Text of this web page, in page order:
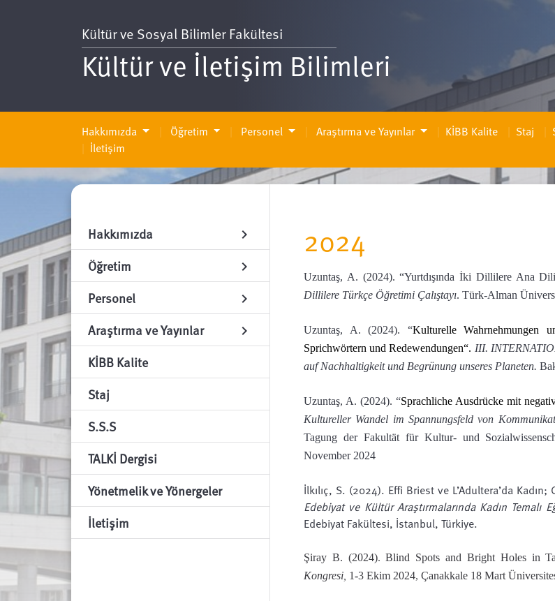
Kültür ve Sosyal Bilimler Fakültesi
Kültür ve İletişim Bilimleri
Hakkımızda Öğretim Personel Araştırma ve Yayınlar KİBB Kalite Staj
İletişim
Hakkımızda chevron_right
Öğretim chevron_right
Personel chevron_right
Araştırma ve Yayınlar chevron_right
KİBB Kalite
Staj
S.S.S
TALKİ Dergisi
Yönetmelik ve Yönergeler
İletişim
2024
Uzuntaş, A. (2024). “Yurtdışında İki Dillilere Ana
Dillilere Türkçe Öğretimi Çalıştayı. Türk-Alman
Uzuntaş, A. (2024). “Kulturelle Wahrnehmungen
Sprichwörtern und Redewendungen“. III.
auf Nachhaltigkeit und Begrünung unseres Planeten.
Uzuntaş, A. (2024). “Sprachliche Ausdrücke mit
Kultureller Wandel im Spannungsfeld von
Tagung der Fakultät für Kultur- und
November 2024
İlkılıç, S. (2024). ​​​​Effi Briest ve L’Adultera’da Kadın;
Edebiyat ve Kültür Araştırmalarında Kadın
Edebiyat Fakültesi, İstanbul, Türkiye.
Şiray B. (2024).Blind Spots and Bright Holes in
Kongresi 1-3 Ekim 2024, Çanakkale 18 Mart